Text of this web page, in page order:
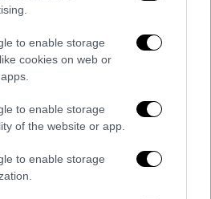
to enable storage
cookies on web or
to enable storage
of the website or app.
to enable storage
ο κ.
άμεσα μέτρα σε δύο
άμεση στήριξη του
προσωπικό και
λειτουργίας και
κινήσεις που
να εκτελούνται με
δρομολογια